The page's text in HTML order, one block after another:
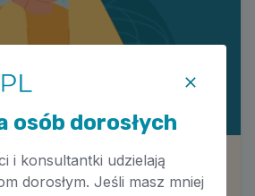
wieku. Co powinno
osób dorosłych
i konsultantki udzielają
dorosłym. Jeśli masz mniej